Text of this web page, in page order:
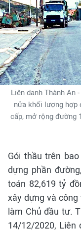
Liên danh Thành An
nửa khối lượng hợp
cấp, mở rộng đường
Gói thầu trên
dựng phần
toán 82,619 tỷ
xây dựng và công
làm Chủ đầu tư.
14/12/2020, Liên